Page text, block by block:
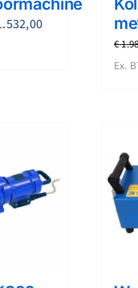
Huidige
€
Ex.